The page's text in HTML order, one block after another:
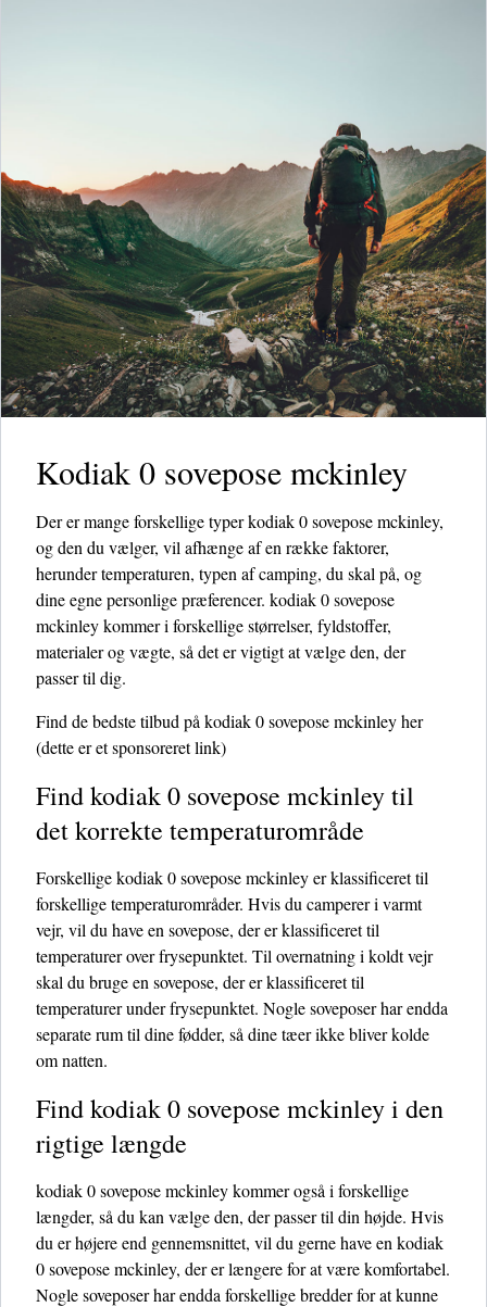
Kodiak 0 sovepose mckinley
Der er mange forskellige typer kodiak 0 sovepose mckinley,
og den du vælger, vil afhænge af en række faktorer,
herunder temperaturen, typen af ​​camping, du skal på, og
dine egne personlige præferencer. kodiak 0 sovepose
mckinley kommer i forskellige størrelser, fyldstoffer,
materialer og vægte, så det er vigtigt at vælge den, der
passer til dig.
Find de bedste tilbud på kodiak 0 sovepose mckinley her
(dette er et sponsoreret link)
Find kodiak 0 sovepose mckinley til
det korrekte temperaturområde
Forskellige kodiak 0 sovepose mckinley er klassificeret til
forskellige temperaturområder. Hvis du camperer i varmt
vejr, vil du have en sovepose, der er klassificeret til
temperaturer over frysepunktet. Til overnatning i koldt vejr
skal du bruge en sovepose, der er klassificeret til
temperaturer under frysepunktet. Nogle soveposer har endda
separate rum til dine fødder, så dine tæer ikke bliver kolde
om natten.
Find kodiak 0 sovepose mckinley i den
rigtige længde
kodiak 0 sovepose mckinley kommer også i forskellige
længder, så du kan vælge den, der passer til din højde. Hvis
du er højere end gennemsnittet, vil du gerne have en kodiak
0 sovepose mckinley, der er længere for at være komfortabel.
Nogle soveposer har endda forskellige bredder for at kunne